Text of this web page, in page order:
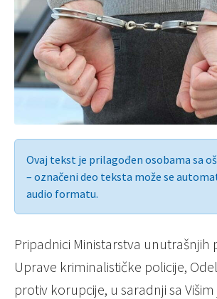
Ovaj tekst je prilagođen osobama sa
– označeni deo teksta može se
audio formatu.
Pripadnici Ministarstva unutrašnjih
Uprave kriminalističke policije,
protiv korupcije, u saradnji sa